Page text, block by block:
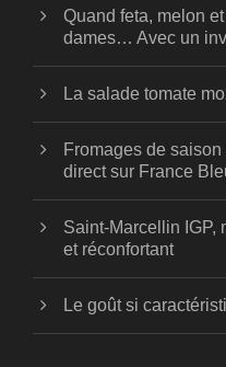
Quand feta, melon
dames… Avec un
La salade tomate
Fromages de
direct sur France
Saint-Marcellin IGP,
et réconfortant
Le goût si